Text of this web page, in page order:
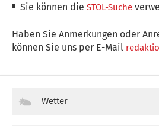
Sie können dieSTOL-Suche
Haben Sie Anmerkungen oder
können Sie uns per E-Mail
Wetter